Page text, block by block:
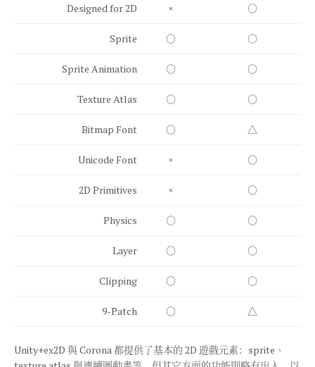
Designed for 2D × ○
Sprite ○ ○
Sprite Animation ○ ○
Texture Atlas ○ ○
Bitmap Font ○ △
Unicode Font × ○
2D Primitives × ○
Physics ○ ○
Layer ○ ○
Clipping ○ ○
9-Patch ○ △
Unity+ex2D 與 Corona 都提供了基本的 2D 遊戲元素：sprite、